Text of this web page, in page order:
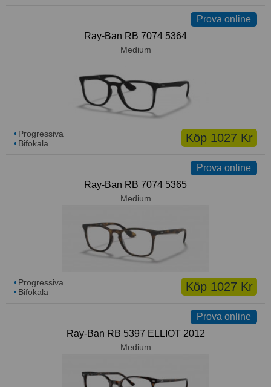
Prova online
Ray-Ban RB 7074 5364
Medium
Köp 1027 Kr
Progressiva
Bifokala
Prova online
Ray-Ban RB 7074 5365
Medium
Köp 1027 Kr
Progressiva
Bifokala
Prova online
Ray-Ban RB 5397 ELLIOT 2012
Medium